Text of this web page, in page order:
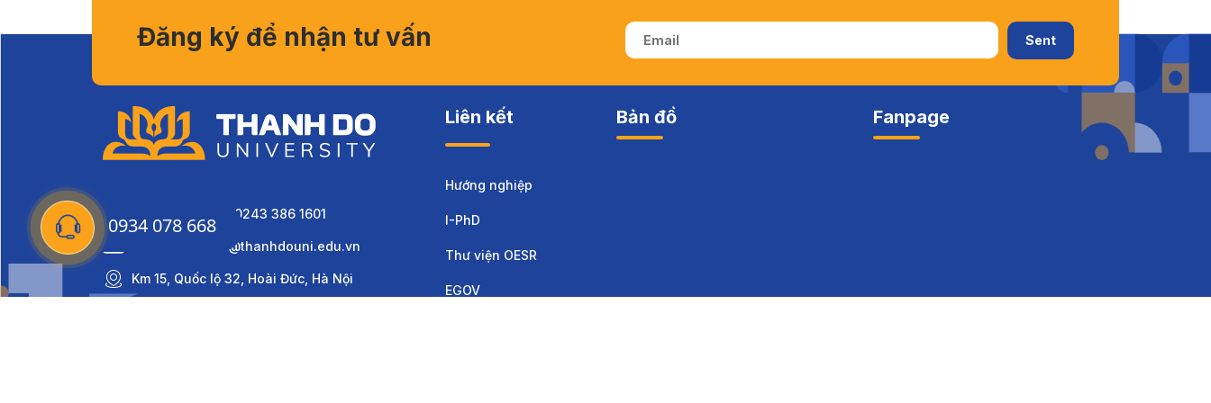
0934 078 668 - 0243 386 1601
daihocthanhdo@thanhdouni.edu.vn
Km 15, Quốc lộ 32, Hoài Đức, Hà Nội
Liên kết
Hướng nghiệp
I-PhD
Thư viện OESR
EGOV
Bản đồ Fanpage
Đăng ký để nhận tư vấn
0934 078 668